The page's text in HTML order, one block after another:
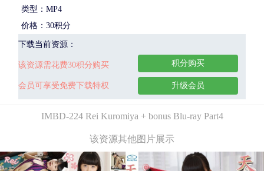
类型：MP4
价格：30积分
下载当前资源：
该资源需花费30积分购买
会员可享受免费下载特权
积分购买
升级会员
IMBD-224 Rei Kuromiya + bonus Blu-ray Part4
该资源其他图片展示